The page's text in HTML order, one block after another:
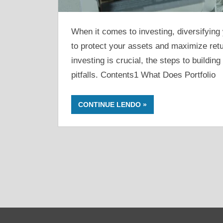
When it comes to investing,
to protect your assets and maximize
investing is crucial, the steps to
pitfalls. Contents1 What Does Portfolio
CONTINUE LENDO